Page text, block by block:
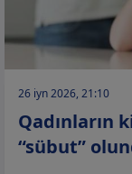
26 iyn 2026, 21:10
Qadınların
“sübut”